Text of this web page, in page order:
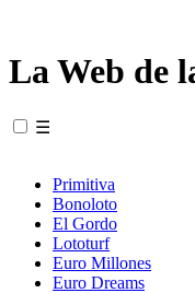
La Web de
☰
Primitiva
Bonoloto
El Gordo
Lototurf
Euro Millones
Euro Dreams